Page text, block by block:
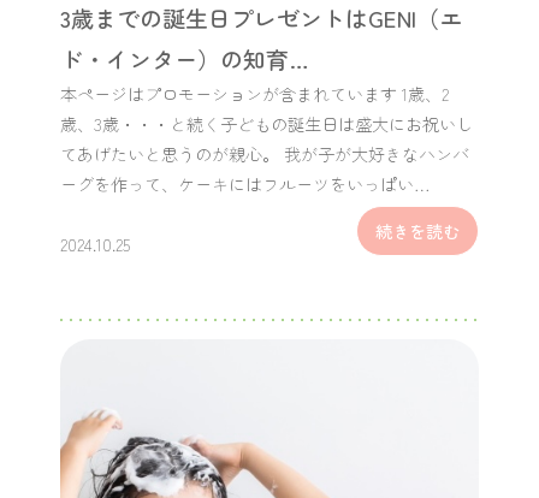
3歳までの誕生日プレゼントはGENI（エ
ド・インター）の知育…
本ページはプロモーションが含まれています 1歳、2
歳、3歳・・・と続く子どもの誕生日は盛大にお祝いし
てあげたいと思うのが親心。 我が子が大好きなハンバ
ーグを作って、ケーキにはフルーツをいっぱい…
2024.10.25
続きを読む